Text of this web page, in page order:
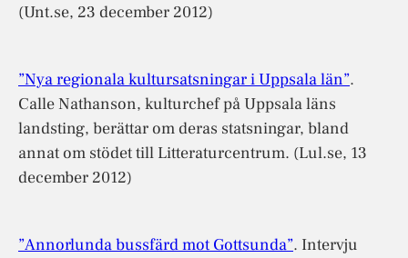
(Unt.se, 23 december 2012)
”Nya regionala kultursatsningar i Uppsala län”.
Calle Nathanson, kulturchef på Uppsala läns
landsting, berättar om deras statsningar, bland
annat om stödet till Litteraturcentrum. (Lul.se, 13
december 2012)
”Annorlunda bussfärd mot Gottsunda”. Intervju